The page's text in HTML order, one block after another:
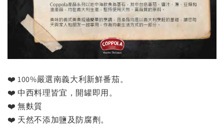
❤️ 100%嚴選南義大利新鮮番茄。
❤️ 中西料理皆宜，開罐即用。
❤️ 無麩質
❤️ 天然不添加鹽及防腐劑。